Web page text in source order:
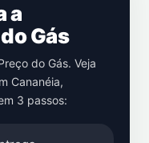
a
Gás
do Gás. Veja
Cananéia,
3 passos: